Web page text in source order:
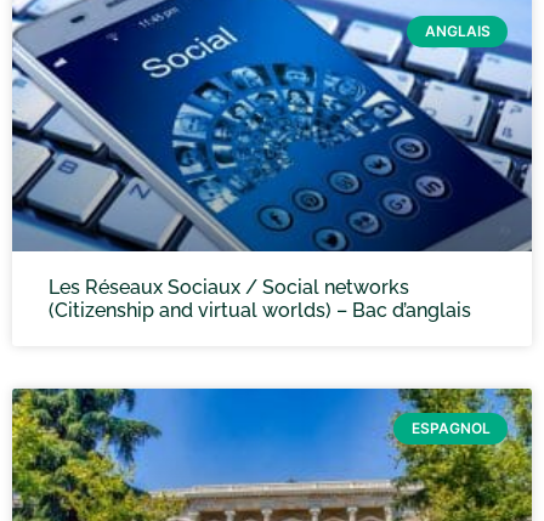
ANGLAIS
Les Réseaux Sociaux / Social networks
(Citizenship and virtual worlds) – Bac d’anglais
ESPAGNOL